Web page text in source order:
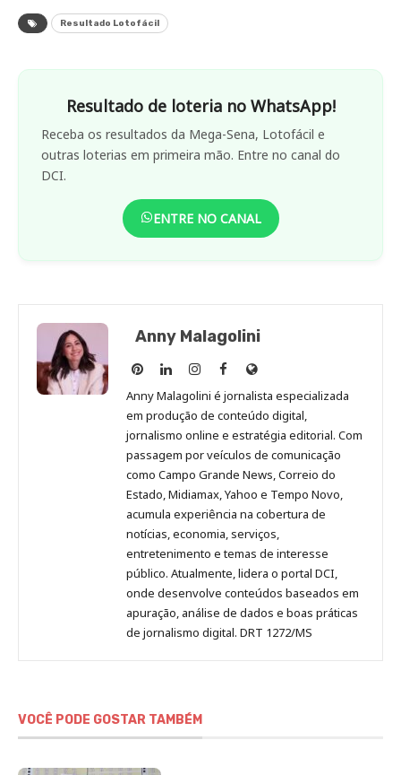
Resultado Lotofácil
Resultado de loteria no WhatsApp!
Receba os resultados da Mega-Sena, Lotofácil e
outras loterias em primeira mão. Entre no canal do
DCI.
ENTRE NO CANAL
Anny Malagolini
Anny
Malagolini
no
Pinterest
Anny
Malagolini
no
LinkedIn
Anny
Malagolini
no
Instagram
Anny
Malagolini
no
Facebook
Site
de
Anny
Malagolini
Anny Malagolini é jornalista especializada
em produção de conteúdo digital,
jornalismo online e estratégia editorial. Com
passagem por veículos de comunicação
como Campo Grande News, Correio do
Estado, Midiamax, Yahoo e Tempo Novo,
acumula experiência na cobertura de
notícias, economia, serviços,
entretenimento e temas de interesse
público. Atualmente, lidera o portal DCI,
onde desenvolve conteúdos baseados em
apuração, análise de dados e boas práticas
de jornalismo digital. DRT 1272/MS
VOCÊ PODE GOSTAR TAMBÉM